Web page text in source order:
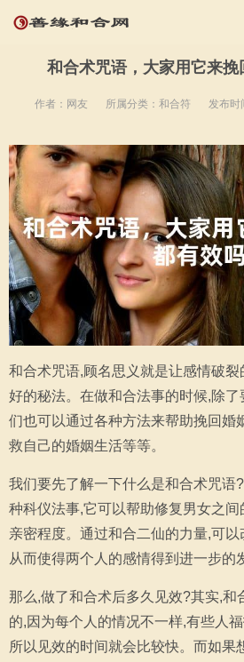
和合术咒语，大家用它来
作者：网友 所属分类： 和合符 发布时
和合术咒语,顾名思义就是让感情破
好的秘法。在做和合法事的时候,除
们也可以通过各种方法来帮助挽回婚
救自己的婚姻生活等等。
我们要先了解一下什么是和合术咒语
种科仪法事,它可以帮助修复男女之
亲密程度。通过和合二仙的力量,可
从而使得两个人的感情得到进一步的
那么,做了和合术后多久见效?其实,和
的,因为每个人的情况不一样,有些人
所以见效的时间就会比较快。而如果